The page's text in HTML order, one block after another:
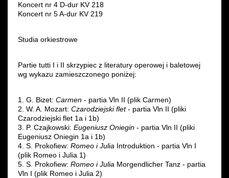
Koncert nr 4 D-dur KV 218
Koncert nr 5 A-dur KV 219
Studia orkiestrowe
Partie tutti I i II skrzypiec z literatury operowej i baletowej
wg wykazu zamieszczonego poniżej:
1. G. Bizet: Carmen - partia Vln II (plik Carmen)
2. W. A. Mozart: Czarodziejski flet- partia Vln II (pliki
Czarodziejski flet 1a i 1b)
3. P. Czajkowski: Eugeniusz Oniegin - partia Vln II (pliki
Eugeniusz Oniegin 1a i 1b)
4. S. Prokofiew: Romeo i Julia Introduktion - partia Vln I
(plik Romeo i Julia 1)
5. S. Prokofiew: Romeo i Julia Morgendlicher Tanz - partia
Vln I (plik Romeo i Julia 2)